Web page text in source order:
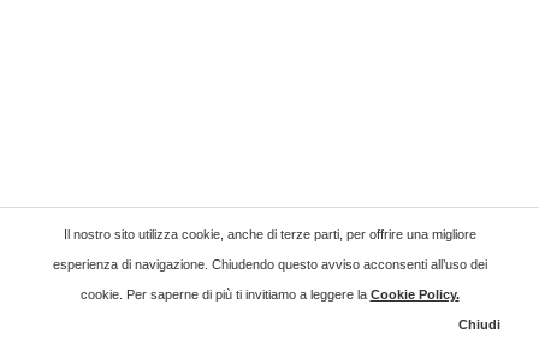
Il nostro sito utilizza cookie, anche di terze parti, per offrire una migliore
esperienza di navigazione. Chiudendo questo avviso acconsenti all’uso dei
cookie. Per saperne di più ti invitiamo a leggere la Cookie Policy.
Chiudi